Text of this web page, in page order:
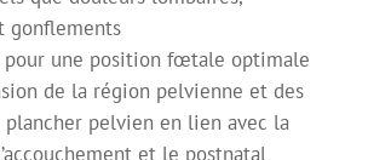
gonflements
pour une position fœtale optimale
de la région pelvienne et des
plancher pelvien en lien avec la
et le postnatal